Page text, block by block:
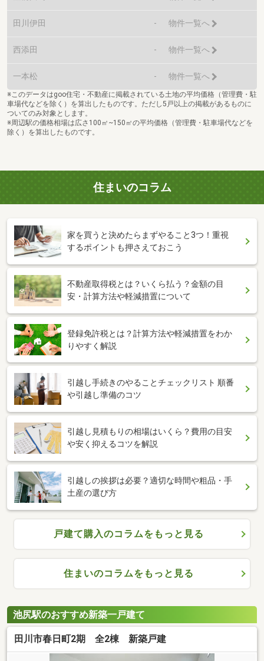
田川伊田 - 物件一覧へ
西添田 - 物件一覧へ
一本松 - 物件一覧へ
※このデータはgoo住宅・不動産に掲載されている土地の平均価格（管理費・駐
車場代などを除く）を算出したものです。ただし5戸以上の掲載があるものに
ついてのみ対象とします。
※周辺駅の価格相場は広さ100㎡~150㎡の平均価格（管理費・駐車場代などを
除く）を算出したものです。
住まいのコラム
家を買うと決めたらまずやること3つ！重視
するポイントも押さえておこう
不動産取得税とは？いくら払う？金額の目
安・計算方法や軽減措置について
登録免許税とは？計算方法や軽減措置をわか
りやすく解説
引越し手続きのやることチェックリスト 順番
や引越し準備のコツ
引越し見積もりの相場はいくら？費用の目安
や安く抑えるコツを解説
引越しの挨拶は必要？適切な時間や粗品・手
土産の選び方
戸建て購入のコラムをもっと見る
住まいのコラムをもっと見る
池尻駅のおすすめ新築一戸建て
田川市春日町2期 全2棟 新築戸建